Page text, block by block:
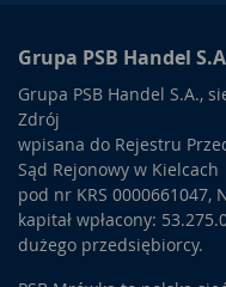
Grupa PSB Handel
Grupa PSB Handel S.A.,
Zdrój
wpisana do Rejestru
Sąd Rejonowy w Kielcach
pod nr KRS 0000661047,
kapitał wpłacony:
dużego przedsiębiorcy.